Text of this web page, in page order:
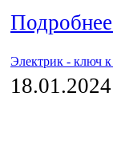
Электрик - ключ